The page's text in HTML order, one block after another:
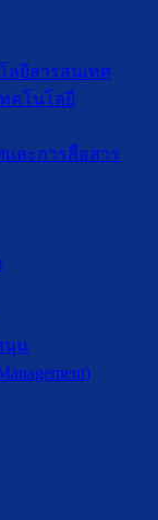
ลยีสารสนเทศ
คโนโลยี
ละการสื่อสาร
นุน